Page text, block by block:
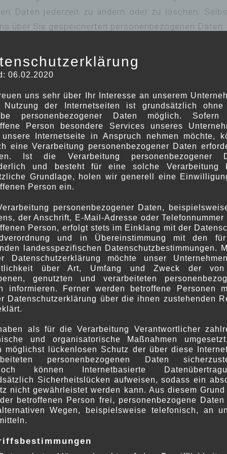
Daten jederzeit zu ändern oder zu löschen.
über Sie gespeicherten personenbezogenen Daten.
eingegebenen Daten erfolgt auf Grundlage einer
Vertrages, dessen Vertragspartei die
Rechtsgrundlage für die Verarbeitung der
Dienstleister, die für den Betrieb und die
nur verarbeitet, solange die entsprechende
entgegenstehen. Zur Kontaktaufnahme
angegebenen Kontaktdaten.
oder erforderlich:
Daten erfolgt freiwillig, allein auf Basis Ihrer
keinen Zugang auf unsere angebotenen Inhalte
Leistungen
werden von uns zusätzliche Daten erfragt, wie
06.02.2020
uns sehr über Ihr Interesse an unserem
Nutzung der Internetseiten ist grundsätzlich ohne
personenbezogener Daten möglich. Sofern
Person besondere Services unseres
Internetseite in Anspruch nehmen möchte,
eine Verarbeitung personenbezogener Daten
Ist die Verarbeitung personenbezogener
und besteht für eine solche Verarbeitung
Grundlage, holen wir generell eine
Person ein.
personenbezogener Daten,
der Anschrift, E-Mail-Adresse oder Telefonnummer
Person, erfolgt stets im Einklang mit der
und in Übereinstimmung mit den
landesspezifischen Datenschutzbestimmungen.
Datenschutzerklärung möchte unser
über Art, Umfang und Zweck der
genutzten und verarbeiteten
informieren. Ferner werden betroffene Personen
Datenschutzerklärung über die ihnen zustehenden
als für die Verarbeitung Verantwortlicher
und organisatorische Maßnahmen
möglichst lückenlosen Schutz der über diese
personenbezogenen Daten
können Internetbasierte
Sicherheitslücken aufweisen, sodass ein
nicht gewährleistet werden kann. Aus diesem Grund
betroffenen Person frei, personenbezogene Daten
Wegen, beispielsweise telefonisch, an